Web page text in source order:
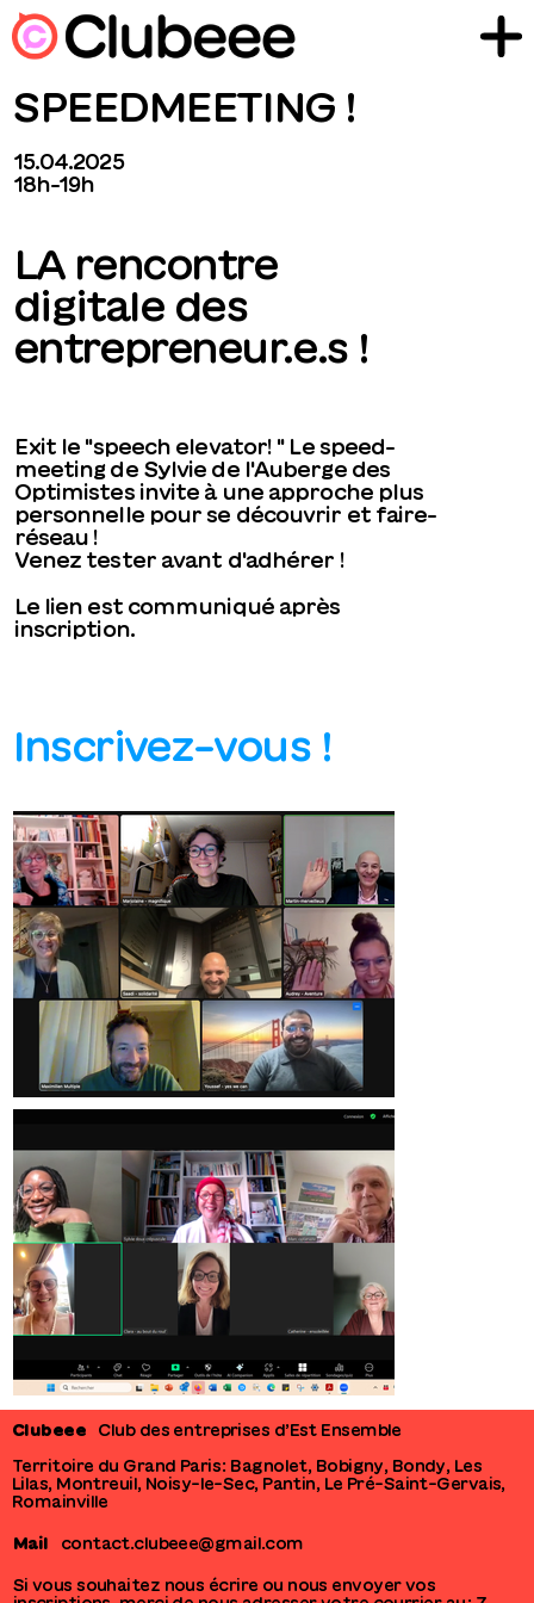
SPEEDMEETING !
15.04.2025
18h-19h
LA rencontre
digitale des
entrepreneur.e.s !
Exit le "speech elevator! " Le speed-
meeting de Sylvie de l'Auberge des
Optimistes invite à une approche plus
personnelle pour se découvrir et faire-
réseau !
Venez tester avant d'adhérer !
Le lien est communiqué après
inscription.
Inscrivez-vous !
Clubeee Club des entreprises d’Est Ensemble
Territoire du Grand Paris : Bagnolet, Bobigny, Bondy, Les
Lilas, Montreuil, Noisy-le-Sec, Pantin, Le Pré-Saint-Gervais,
Romainville
Mail contact.clubeee@gmail.com
Si vous souhaitez nous écrire ou nous envoyer vos